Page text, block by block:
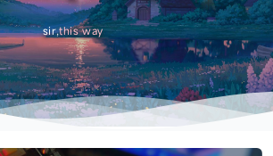
sir,this way